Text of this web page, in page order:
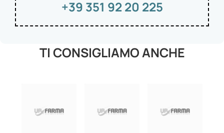
+39 351 92 20 225
TI CONSIGLIAMO ANCHE